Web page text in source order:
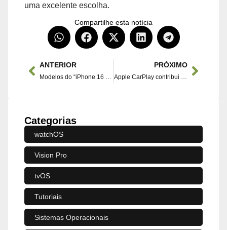
uma excelente escolha.
Compartilhe esta notícia
ANTERIOR
Modelos do “iPhone 16 Pro” vão suportar Wi-Fi 7.
PRÓXIMO
Apple CarPlay contribui para maior satisfação dos veículos na última pesquisa.
Categorias
watchOS
Vision Pro
tvOS
Tutoriais
Sistemas Operacionais